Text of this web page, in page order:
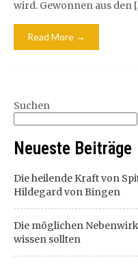
wird. Gewonnen aus den
Read More →
Suchen
Neueste Beiträge
Die heilende Kraft von
Hildegard von Bingen
Die möglichen
wissen sollten